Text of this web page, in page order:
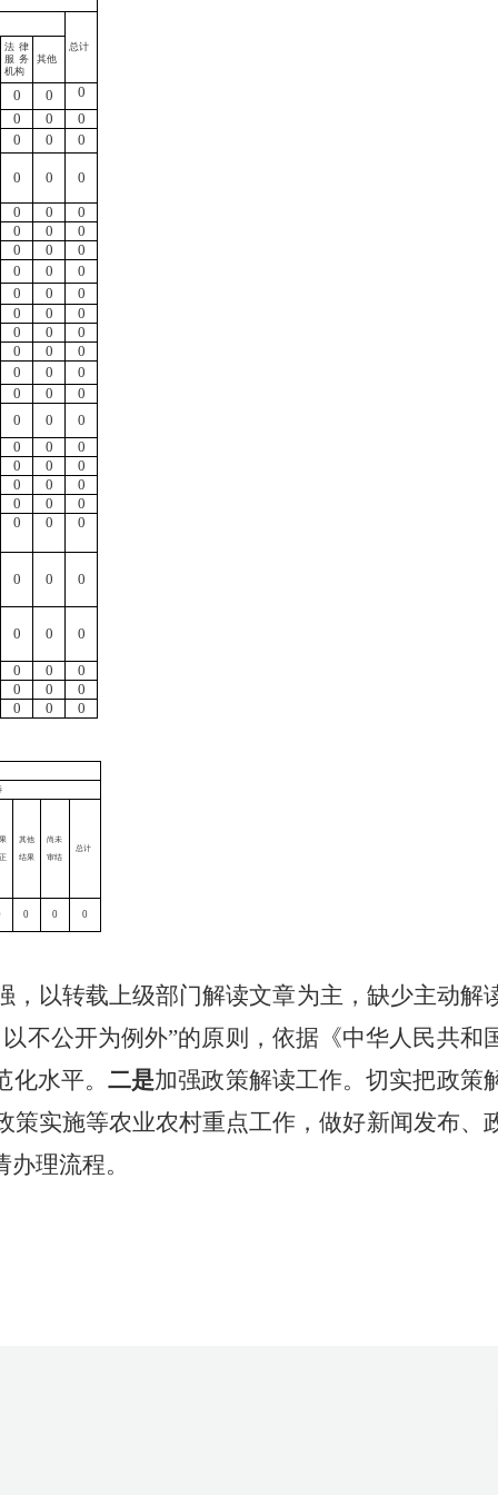
总计
法律
服务
机构
其他
0 0 0
0 0 0
0 0 0
0 0 0
0 0 0
0 0 0
0 0 0
0 0 0
0 0 0
0 0 0
0 0 0
0 0 0
0 0 0
0 0 0
0 0 0
0 0 0
0 0 0
0 0 0
0 0 0
0 0 0
0 0 0
0 0 0
0 0 0
0 0 0
0 0 0
其他
结果
尚未
审结
总计
0 0 0
，以转载上级部门解读文章为主，缺少主动解
不公开为例外”的原则，依据《中华人民共和
化水平。二是加强政策解读工作。切实把政策
实施等农业农村重点工作，做好新闻发布、
理流程。